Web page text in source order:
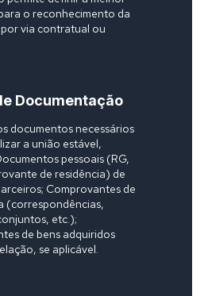
o reconhecimento da
via contratual ou
Documentação
documentos necessários
a união estável,
pessoais (RG,
de residência) de
Comprovantes de
(correspondências,
etc.);
de bens adquiridos
se aplicável.